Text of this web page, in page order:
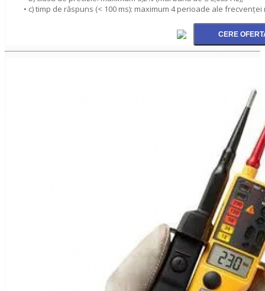
• c) timp de răspuns (< 100 ms): maximum 4 perioade ale frecvenţei